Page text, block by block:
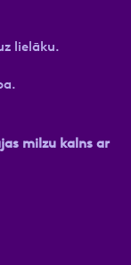
lielāku.
milzu kalns ar